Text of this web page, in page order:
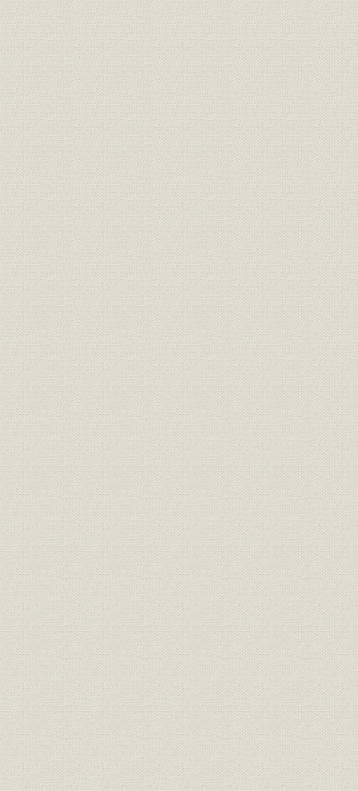
二 大阪店
三 神戸店
四 名古屋店
五 東京店
六 四十年間の棚卸表
七 組織変更
第二章 株式合資会社発足
一 各店改造
二 内部革新
三 東京本店及び名古屋支店閉鎖
四 再整理
第三章 大正時代
一 京都本店の四条進出
二 三たび危局
三 再起・京都店独立
四 大阪店の発展
五 株式会社大丸呉服店
第三篇 株式会社大丸
第一章 大阪・京都両大丸合併
一 株式会社大丸と改称
二 合併前の京都店
三 両社合併成る
四 神戸店
第二章 戦時下の大丸